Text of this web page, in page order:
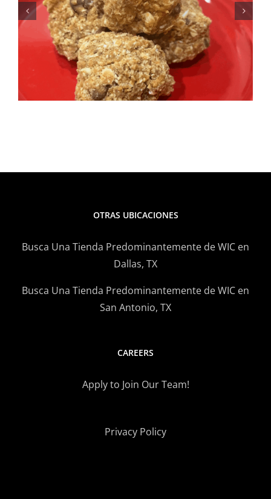
para el verano: Receta de
ensalada de elote y frijoles
negros
OTRAS UBICACIONES
Busca Una Tienda Predominantemente de WIC en
Dallas, TX
Busca Una Tienda Predominantemente de WIC en
San Antonio, TX
CAREERS
Apply to Join Our Team!
Privacy Policy